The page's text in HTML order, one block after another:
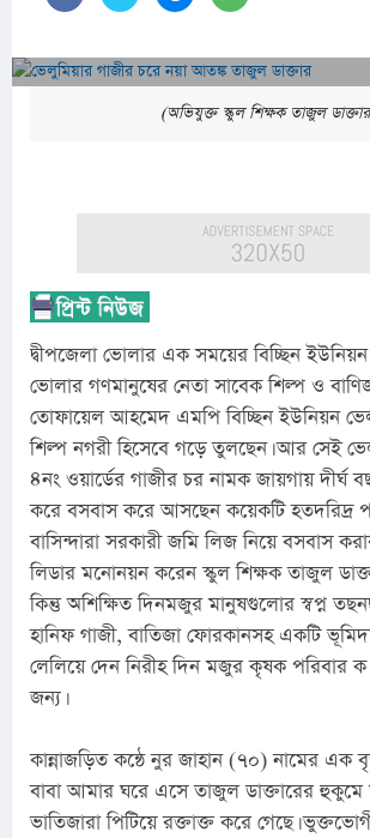
(অভিযুক্ত স্কুল শিক্ষক তাজুল
দ্বীপজেলা ভোলার এক সময়ের বিচ্ছিন ইউনিয়ন
ভোলার গণমানুষের নেতা সাবেক শিল্প ও
তোফায়েল আহমেদ এমপি বিচ্ছিন ইউনিয়ন
শিল্প নগরী হিসেবে গড়ে তুলছেন। আর সেই
৪নং ওয়ার্ডের গাজীর চর নামক জায়গায় দীর্ঘ
করে বসবাস করে আসছেন কয়েকটি হতদরিদ্র
বাসিন্দারা সরকারী জমি লিজ নিয়ে বসবাস
লিডার মনোনয়ন করেন স্কুল শিক্ষক তাজুল
কিন্তু অশিক্ষিত দিনমজুর মানুষগুলোর স্বপ্ন
হানিফ গাজী, বাতিজা ফোরকানসহ একটি
লেলিয়ে দেন নিরীহ দিন মজুর কৃষক পরিবার ক
জন্য।
কান্নাজড়িত কন্ঠে নুর জাহান (৭০) নামের এক
বাবা আমার ঘরে এসে তাজুল ডাক্তারের হুকুমে
ভাতিজারা পিটিয়ে রক্তাক্ত করে গেছে।